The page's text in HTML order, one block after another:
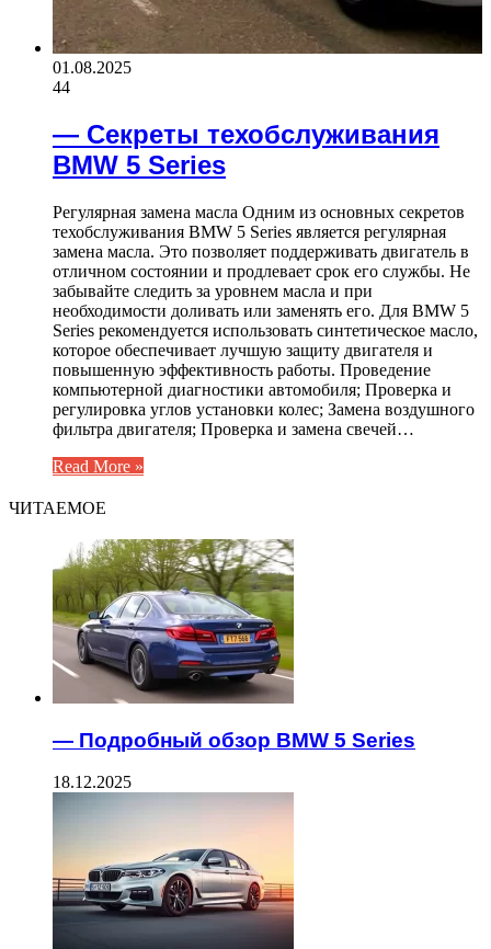
01.08.2025
44
— Секреты техобслуживания
BMW 5 Series
Регулярная замена масла Одним из основных секретов
техобслуживания BMW 5 Series является регулярная
замена масла. Это позволяет поддерживать двигатель в
отличном состоянии и продлевает срок его службы. Не
забывайте следить за уровнем масла и при
необходимости доливать или заменять его. Для BMW 5
Series рекомендуется использовать синтетическое масло,
которое обеспечивает лучшую защиту двигателя и
повышенную эффективность работы. Проведение
компьютерной диагностики автомобиля; Проверка и
регулировка углов установки колес; Замена воздушного
фильтра двигателя; Проверка и замена свечей…
Read More »
ЧИТАЕМОЕ
— Подробный обзор BMW 5 Series
18.12.2025